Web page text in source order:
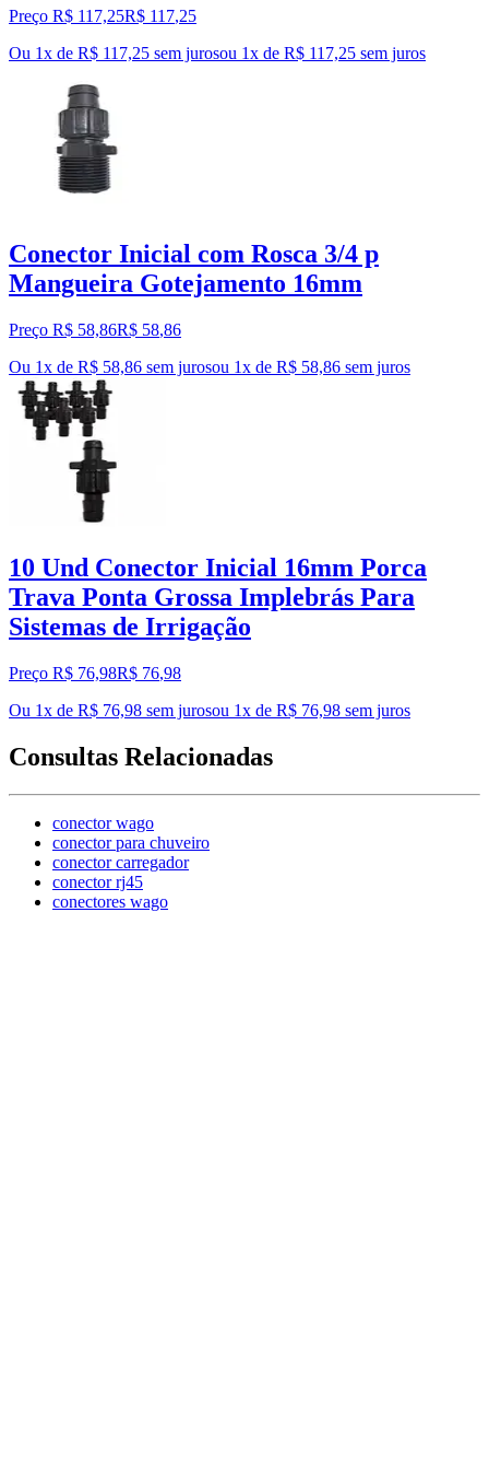
Preço R$ 117,25R$ 117,25
Ou 1x de R$ 117,25 sem jurosou 1x de R$ 117,25 sem juros
Conector Inicial com Rosca 3/4 p
Mangueira Gotejamento 16mm
Preço R$ 58,86R$ 58,86
Ou 1x de R$ 58,86 sem jurosou 1x de R$ 58,86 sem juros
10 Und Conector Inicial 16mm Porca
Trava Ponta Grossa Implebrás Para
Sistemas de Irrigação
Preço R$ 76,98R$ 76,98
Ou 1x de R$ 76,98 sem jurosou 1x de R$ 76,98 sem juros
Consultas Relacionadas
conector wago
conector para chuveiro
conector carregador
conector rj45
conectores wago